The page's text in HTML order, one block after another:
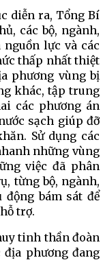
diễn ra, Tổng Bí
các bộ, ngành,
lực và các
thấp nhất thiệt
phương vùng bị
khác, tập trung
các phương án
sạch giúp đỡ
Sử dụng các
những vùng
việc đã phân
từng bộ, ngành,
bám sát để
trợ.
tinh thần đoàn
phương đang